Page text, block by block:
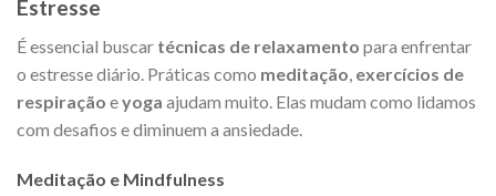
Estresse
É essencial buscar técnicas de relaxamento para enfrentar
o estresse diário. Práticas como meditação exercícios de
respiração eyoga ajudam muito. Elas mudam como lidamos
com desafios e diminuem a ansiedade.
Meditação e Mindfulness